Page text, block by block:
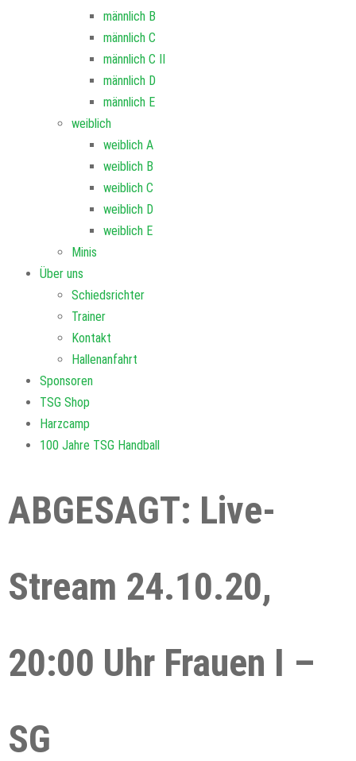
männlich B
männlich C
männlich C II
männlich D
männlich E
weiblich
weiblich A
weiblich B
weiblich C
weiblich D
weiblich E
Minis
Über uns
Schiedsrichter
Trainer
Kontakt
Hallenanfahrt
Sponsoren
TSG Shop
Harzcamp
100 Jahre TSG Handball
ABGESAGT: Live-
Stream 24.10.20,
20:00 Uhr Frauen I –
SG